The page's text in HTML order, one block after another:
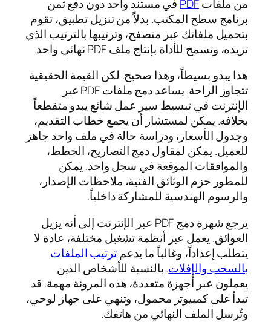
من ملفاتPDF في مستند واحد دون دفع ثمن
برنامج سطح المكتب. بدلاً من تنزيل تطبيق، تقوم
بتحميل ملفاتك عبر متصفح، وترتيبها بالترتيب الذي
تريده، وتسمح للأداة بإنتاج ملف PDF نهائي واحد.
هذا يبدو بسيطاً، وهذا صحيح. لكن القيمة الحقيقية
تتجاوز الراحة. يساعد دمج ملفات PDF عبر
الإنترنت في تبسيط سير عمل شائع يبدو متقطعاً
بخلافه. يمكن لمستشار أن يجمع خطاب التقديم،
وجدول الأسعار، ودراسة حالة في ملف واحد جاهز
للعميل. يمكن لمقاول دمج التصاريح، الخطط،
والموافقات الموقعة في سجل واحد. يمكن
للمطور حزم الوثائق الفنية، ملاحظات الإصدار،
والرسوم الهندسية للمشاركة داخلياً.
يرجع شهرة دمج PDF عبر الإنترنت إلى أنه يزيل
العوائق. يعمل عبر أنظمة تشغيل مختلفة، عادة لا
يتطلب إعداداً، وغالباً ما يدعمترتيب الملفات
بالسحب والإفلات. بالنسبة للأشخاص الذين
يعملون عبر أجهزة متعددة، هذه المرونة مهمة. قد
تبدأ على كمبيوتر محمول، وتنهي على جهاز لوحي،
وتُرسل الملف النهائي من هاتفك.